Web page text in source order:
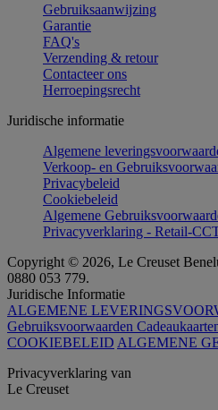
Gebruiksaanwijzing
Garantie
FAQ's
Verzending & retour
Contacteer ons
Herroepingsrecht
Juridische informatie
Algemene
Verkoop- en
Privacybeleid
Cookiebeleid
Algemene
Privacyverklaring - Retail-
Copyright © 2026, Le Creuset
0880 053 779.
Juridische Informatie
ALGEMENE
Gebruiksvoorwaarden
COOKIEBELEID ALGEMENE
Privacyverklaring van
Le Creuset